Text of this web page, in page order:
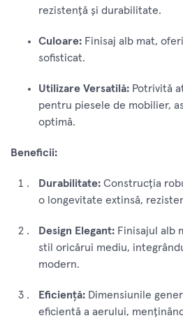
rezistență și durabilitate.
Culoare: Finisaj alb mat,
sofisticat.
Utilizare Versatilă: Potrivită
pentru piesele de mobilier,
optimă.
Beneficii:
Durabilitate: Construcția
o longevitate extinsă,
Design Elegant: Finisajul alb
stil oricărui mediu,
modern.
Eficiență: Dimensiunile
eficientă a aerului,